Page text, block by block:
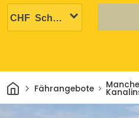
HeimFährangebote